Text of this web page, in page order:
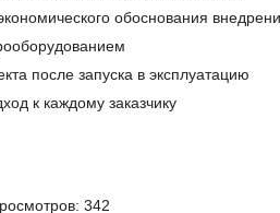
обоснования
после запуска в эксплуатацию
к каждому заказчику
342